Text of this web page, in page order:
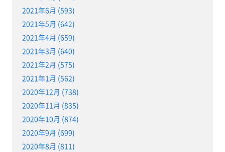
2021年6月 (593)
2021年5月 (642)
2021年4月 (659)
2021年3月 (640)
2021年2月 (575)
2021年1月 (562)
2020年12月 (738)
2020年11月 (835)
2020年10月 (874)
2020年9月 (699)
2020年8月 (811)